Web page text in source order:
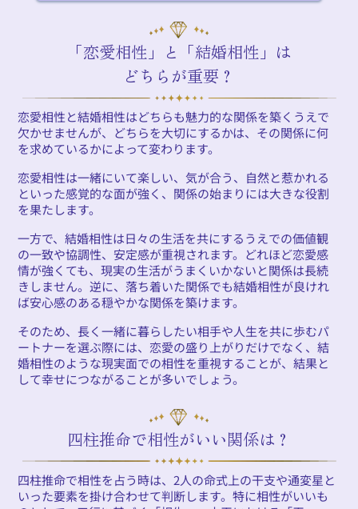
「恋愛相性」と「結婚相性」は
どちらが重要？
恋愛相性と結婚相性はどちらも魅力的な関係を築くうえで
欠かせませんが、どちらを大切にするかは、その関係に何
を求めているかによって変わります。
恋愛相性は一緒にいて楽しい、気が合う、自然と惹かれる
といった感覚的な面が強く、関係の始まりには大きな役割
を果たします。
一方で、結婚相性は日々の生活を共にするうえでの価値観
の一致や協調性、安定感が重視されます。どれほど恋愛感
情が強くても、現実の生活がうまくいかないと関係は長続
きしません。逆に、落ち着いた関係でも結婚相性が良けれ
ば安心感のある穏やかな関係を築けます。
そのため、長く一緒に暮らしたい相手や人生を共に歩むパ
ートナーを選ぶ際には、恋愛の盛り上がりだけでなく、結
婚相性のような現実面での相性を重視することが、結果と
して幸せにつながることが多いでしょう。
四柱推命で相性がいい関係は？
四柱推命で相性を占う時は、2人の命式上の干支や通変星と
いった要素を掛け合わせて判断します。特に相性がいいも